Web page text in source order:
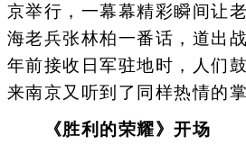
京举行，一幕幕精彩瞬间让
海老兵张林柏一番话，道出
年前接收日军驻地时，人们
来南京又听到了同样热情的
《胜利的荣耀》开场